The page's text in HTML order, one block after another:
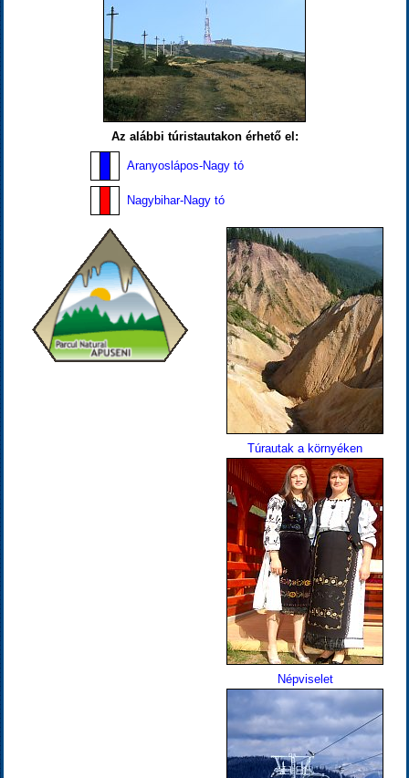
Az alábbi túristautakon érhető el:
Aranyoslápos-Nagy tó
Nagybihar-Nagy tó
Túrautak a környéken
Népviselet